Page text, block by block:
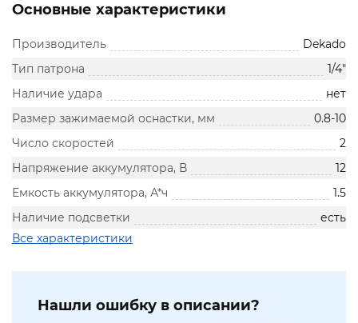
Основные характеристики
Производитель
Dekado
Тип патрона
1/4"
Наличие удара
нет
Размер зажимаемой оснастки, мм
0.8-10
Число скоростей
2
Напряжение аккумулятора, В
12
Емкость аккумулятора, А*ч
1.5
Наличие подсветки
есть
Все характеристики
Нашли ошибку в описании?